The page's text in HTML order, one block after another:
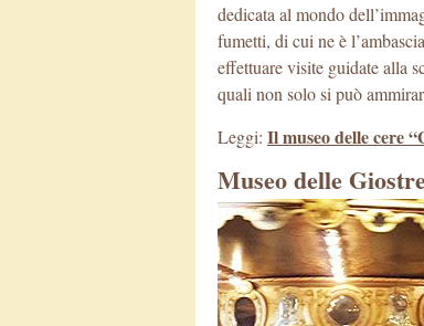
dedicata al mondo
fumetti, di cui ne è
effettuare visite guidate alla
quali non solo si può
Leggi: Il museo delle cere
Museo delle